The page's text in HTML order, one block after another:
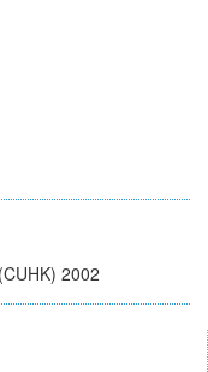
2002